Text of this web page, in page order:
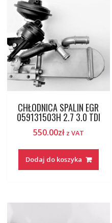
CHŁODNICA SPALIN EGR
059131503H 2.7 3.0 TDI
550.00zł z VAT
Dodaj do koszyka